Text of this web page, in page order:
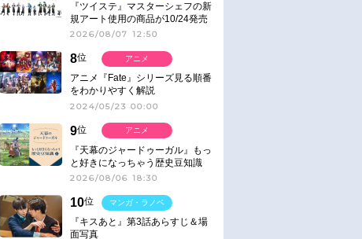
『ツイステ』マスターシェフの新
規アート使用の商品が10/24発売
2026/08/07 12:50
8位
アニメ『Fate』シリーズ見る順番
をわかりやすく解説
2024/05/23 00:00
アニメ
9位
『天幕のジャードゥーガル』もっ
と好きになっちゃう歴史豆知識
2026/08/06 18:30
アニメ
10位
『キスあと』第3話あらすじ＆場
面写真
マンガ・ラノベ